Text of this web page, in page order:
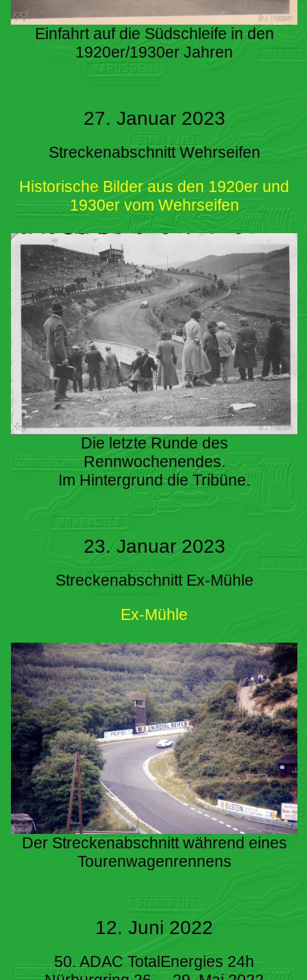
Einfahrt auf die Südschleife in den
1920er/1930er Jahren
27. Januar 2023
Streckenabschnitt Wehrseifen
Historische Bilder aus den 1920er und
1930er vom Wehrseifen
Die letzte Runde des
Rennwochenendes.
Im Hintergrund die Tribüne.
23. Januar 2023
Streckenabschnitt Ex-Mühle
Ex-Mühle
Der Streckenabschnitt während eines
Tourenwagenrennens
12. Juni 2022
50. ADAC TotalEnergies 24h